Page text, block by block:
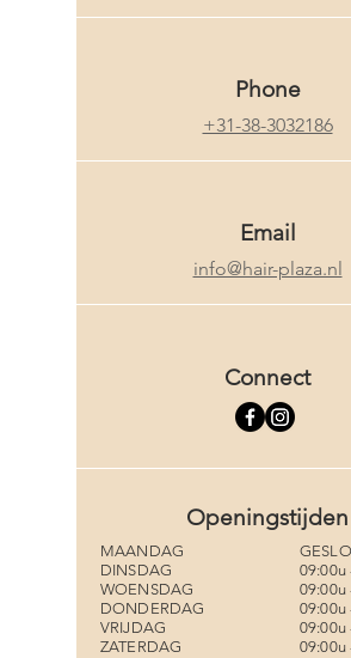
Phone
+31-38-3032186
Email
info@hair-plaza.nl
Connect
Openingstijden
MAANDAG
DINSDAG
WOENSDAG
DONDERDAG
VRIJDAG
ZATERDAG
09:00u
09:00u
09:00u
09:00u
09:00u